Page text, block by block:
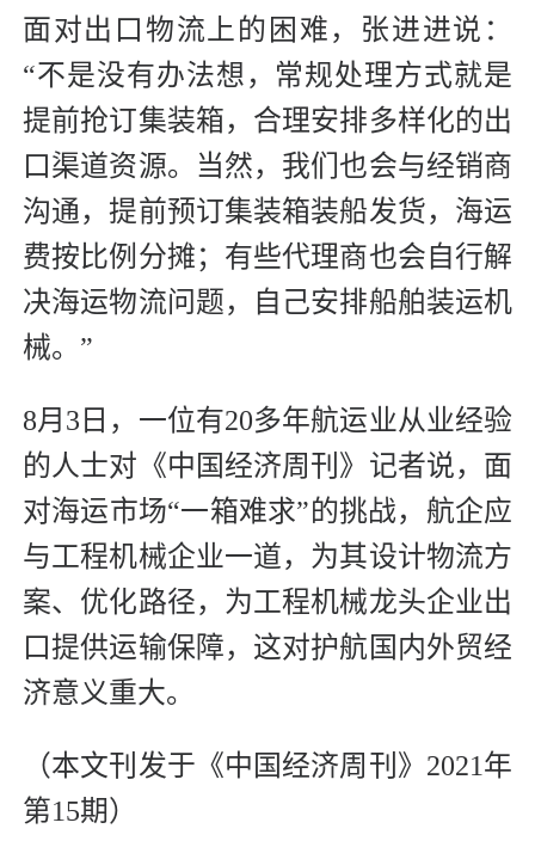
面对出口物流上的困难，张进进说：
“不是没有办法想，常规处理方式就是
提前抢订集装箱，合理安排多样化的出
口渠道资源。当然，我们也会与经销商
沟通，提前预订集装箱装船发货，海运
费按比例分摊；有些代理商也会自行解
决海运物流问题，自己安排船舶装运机
械。”
8月3日，一位有20多年航运业从业经验
的人士对《中国经济周刊》记者说，面
对海运市场“一箱难求”的挑战，航企应
与工程机械企业一道，为其设计物流方
案、优化路径，为工程机械龙头企业出
口提供运输保障，这对护航国内外贸经
济意义重大。
（本文刊发于《中国经济周刊》2021年
第15期）